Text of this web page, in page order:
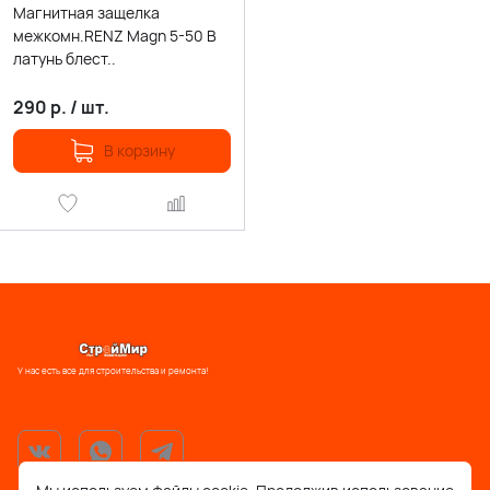
Магнитная защелка
межкомн.RENZ Magn 5-50 B
латунь блест..
290 р. / шт.
В корзину
У нас есть все для строительства и ремонта!